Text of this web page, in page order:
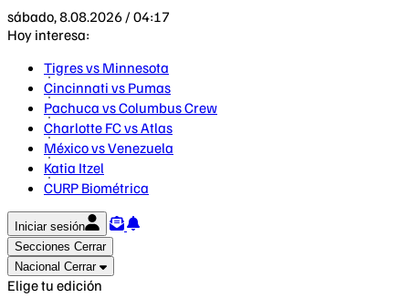
sábado, 8.08.2026 / 04:17
Hoy interesa:
Tigres vs Minnesota
Cincinnati vs Pumas
Pachuca vs Columbus Crew
Charlotte FC vs Atlas
México vs Venezuela
Katia Itzel
CURP Biométrica
Iniciar sesión
Secciones Cerrar
Nacional Cerrar
Elige tu edición